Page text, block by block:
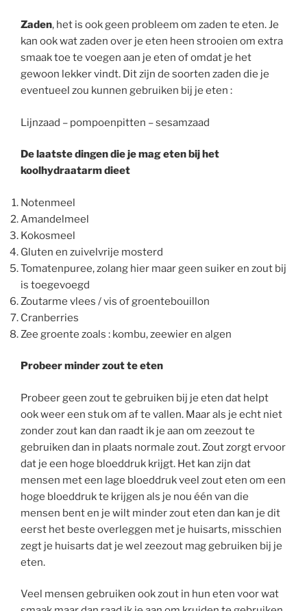
Zaden, het is ook geen probleem om zaden te eten. Je
kan ook wat zaden over je eten heen strooien om extra
smaak toe te voegen aan je eten of omdat je het
gewoon lekker vindt. Dit zijn de soorten zaden die je
eventueel zou kunnen gebruiken bij je eten :
Lijnzaad – pompoenpitten – sesamzaad
De laatste dingen die je mag eten bij het
koolhydraatarm dieet
Notenmeel
Amandelmeel
Kokosmeel
Gluten en zuivelvrije mosterd
Tomatenpuree, zolang hier maar geen suiker en zout bij
is toegevoegd
Zoutarme vlees / vis of groentebouillon
Cranberries
Zee groente zoals : kombu, zeewier en algen
Probeer minder zout te eten
Probeer geen zout te gebruiken bij je eten dat helpt
ook weer een stuk om af te vallen. Maar als je echt niet
zonder zout kan dan raadt ik je aan om zeezout te
gebruiken dan in plaats normale zout. Zout zorgt ervoor
dat je een hoge bloeddruk krijgt. Het kan zijn dat
mensen met een lage bloeddruk veel zout eten om een
hoge bloeddruk te krijgen als je nou één van die
mensen bent en je wilt minder zout eten dan kan je dit
eerst het beste overleggen met je huisarts, misschien
zegt je huisarts dat je wel zeezout mag gebruiken bij je
eten.
Veel mensen gebruiken ook zout in hun eten voor wat